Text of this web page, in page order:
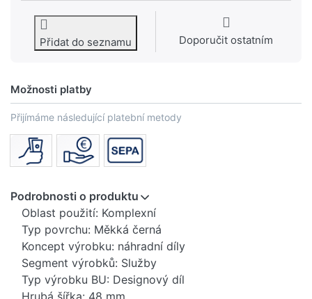
Přidat do seznamu Doporučit ostatním
Možnosti platby
Přijímáme následující platební metody
Podrobnosti o produktu
Oblast použití: Komplexní
Typ povrchu: Měkká černá
Koncept výrobku: náhradní díly
Segment výrobků: Služby
Typ výrobku BU: Designový díl
Hrubá šířka: 48 mm